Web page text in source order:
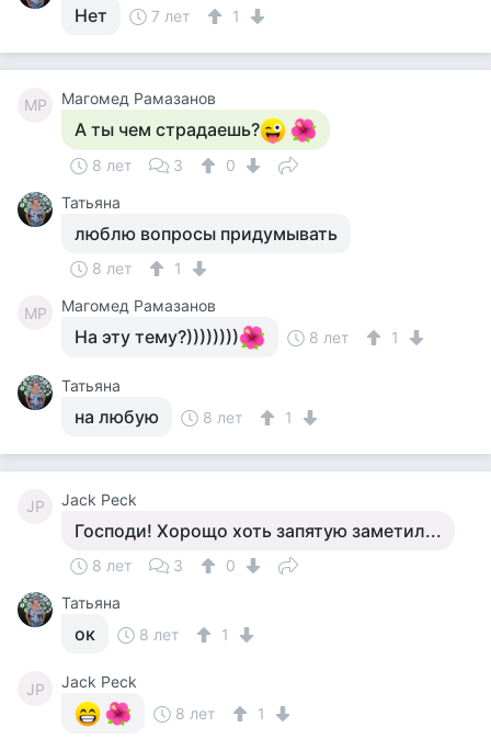
Нет 7 лет 1
МР Магомед Рамазанов
А ты чем страдаешь?
8 лет 3
0
Татьяна
люблю вопросы придумывать
8 лет 1
МР Магомед Рамазанов
На эту тему?)))))))) 8 лет 1
Татьяна
на любую 8 лет 1
JP Jack Peck
Господи! Хорощо хоть запятую заметил...
8 лет 3
0
Татьяна
ок 8 лет 1
JP
Jack Peck
8 лет
1